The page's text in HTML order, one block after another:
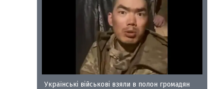
Українські військові взяли в полон громадян